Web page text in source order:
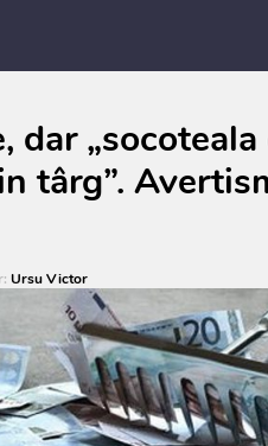
„socoteala
târg”.
Ursu Victor